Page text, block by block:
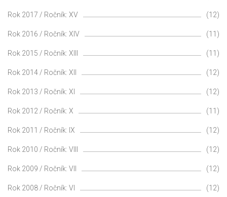
Rok 2017 / Ročník: XV (12)
Rok 2016 / Ročník: XIV (11)
Rok 2015 / Ročník: XIII (11)
Rok 2014 / Ročník: XII (12)
Rok 2013 / Ročník: XI (12)
Rok 2012 / Ročník: X (11)
Rok 2011 / Ročník: IX (12)
Rok 2010 / Ročník: VIII (12)
Rok 2009 / Ročník: VII (12)
Rok 2008 / Ročník: VI (12)